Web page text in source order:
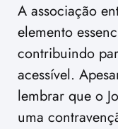
A associação
elemento
contribuindo
acessível.
lembrar que o
uma